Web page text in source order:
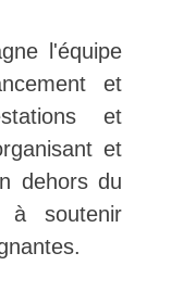
l'équipe
et
et
et
dehors du
à soutenir